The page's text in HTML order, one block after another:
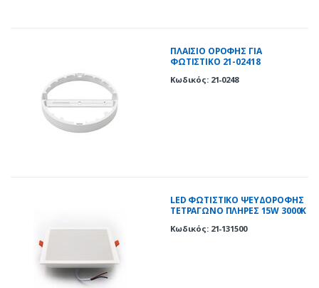
ΠΛΑΙΣΙΟ ΟΡΟΦΗΣ ΓΙΑ
ΦΩΤΙΣΤΙΚΟ 21-02418
Κωδικός: 21-0248
LED ΦΩΤΙΣΤΙΚΟ ΨΕΥΔΟΡΟΦΗΣ
ΤΕΤΡΑΓΩΝΟ ΠΛΗΡΕΣ 15W 3000K
Κωδικός: 21-131500